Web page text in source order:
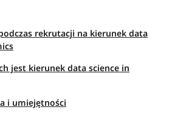
rekrutacji na kierunek data
jest kierunek data science in
i umiejętności